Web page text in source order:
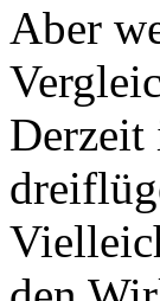
Aber
Derzeit